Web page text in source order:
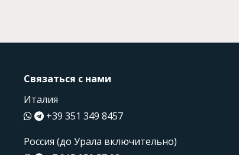
Связаться с нами
Италия
+39 351 349 8457
Россия (до Урала включительно)